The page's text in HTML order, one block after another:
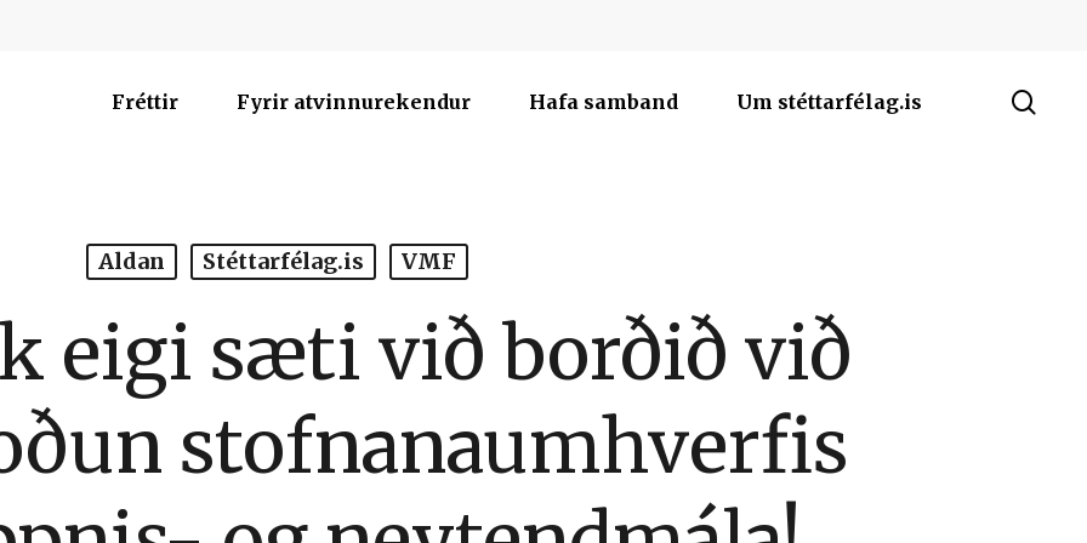
Fréttir Fyrir atvinnurekendur Hafa samband Um stéttarfélag.is
Aldan Stéttarfélag.is VMF
eigi sæti við borðið við
stofnanaumhverfis